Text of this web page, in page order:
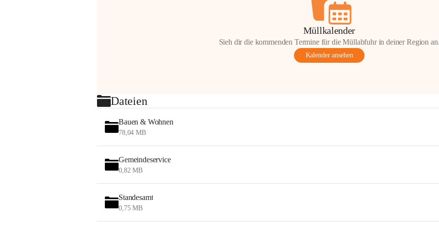
Müllkalender
Sieh dir die kommenden Termine für die Müllabfuhr in deiner Region
Kalender ansehen
Dateien
Bauen & Wohnen
78,04 MB
Gemeindeservice
0,82 MB
Standesamt
0,75 MB